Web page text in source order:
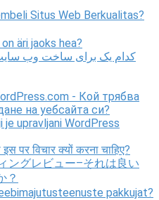
Situs Web Berkualitas?
äri jaoks hea?
- Кой трябва
на уебсайта си?
je upravljani WordPress
पर विचार क्यों करना चाहिए?
ングレビュー–それは良い
？
pakkujat?